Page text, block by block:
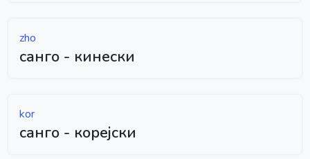
zho
санго - кинески
kor
санго - корејски